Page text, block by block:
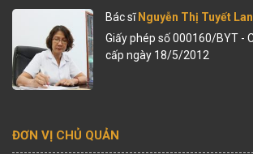
Bác sĩ Nguyễn Thị Tuyết Lan
Giấy phép số 000160/BYT -
cấp ngày 18/5/2012
ĐƠN VỊ CHỦ QUẢN